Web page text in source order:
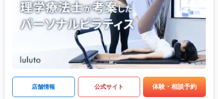
店舗情報 公式サイト 体験・相談予約